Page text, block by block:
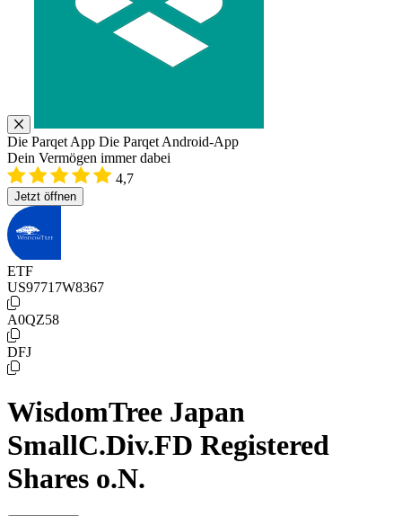
Die Parqet App Die Parqet Android-App
Dein Vermögen immer dabei
4,7
Jetzt öffnen
ETF
US97717W8367
A0QZ58
DFJ
WisdomTree Japan
SmallC.Div.FD Registered
Shares o.N.